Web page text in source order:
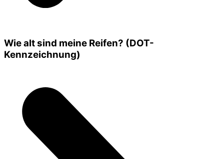
Wie alt sind meine Reifen? (DOT-
Kennzeichnung)